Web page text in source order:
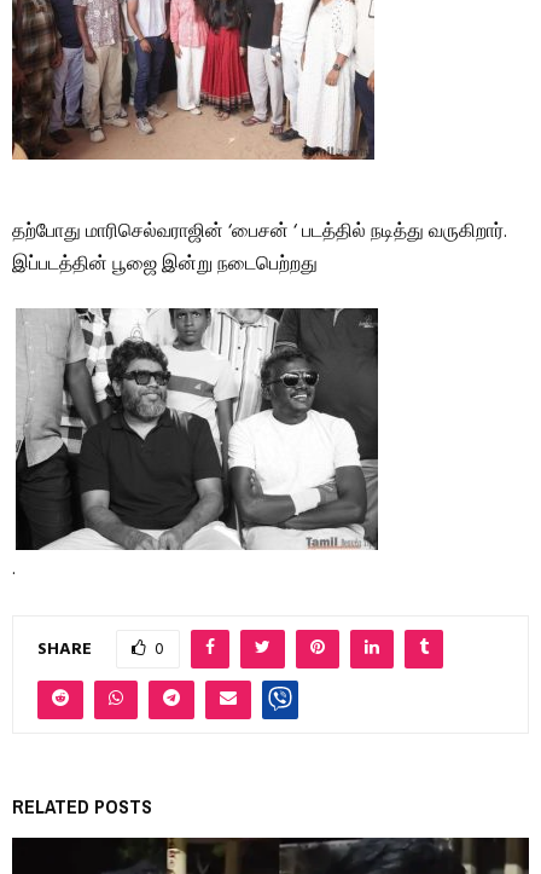
தற்போது மாரிசெல்வராஜின் ‘பைசன் ‘ படத்தில் நடித்து வருகிறார்.
இப்படத்தின் பூஜை இன்று நடைபெற்றது
.
SHARE 0
RELATED POSTS